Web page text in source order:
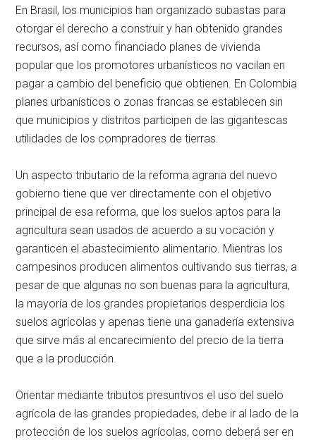
En Brasil, los municipios han organizado subastas para
otorgar el derecho a construir y han obtenido grandes
recursos, así como financiado planes de vivienda
popular que los promotores urbanísticos no vacilan en
pagar a cambio del beneficio que obtienen. En Colombia
planes urbanísticos o zonas francas se establecen sin
que municipios y distritos participen de las gigantescas
utilidades de los compradores de tierras.
Un aspecto tributario de la reforma agraria del nuevo
gobierno tiene que ver directamente con el objetivo
principal de esa reforma, que los suelos aptos para la
agricultura sean usados de acuerdo a su vocación y
garanticen el abastecimiento alimentario. Mientras los
campesinos producen alimentos cultivando sus tierras, a
pesar de que algunas no son buenas para la agricultura,
la mayoría de los grandes propietarios desperdicia los
suelos agrícolas y apenas tiene una ganadería extensiva
que sirve más al encarecimiento del precio de la tierra
que a la producción.
Orientar mediante tributos presuntivos el uso del suelo
agrícola de las grandes propiedades, debe ir al lado de la
protección de los suelos agrícolas, como deberá ser en